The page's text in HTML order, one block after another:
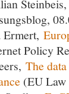
Steinbeis,
Policy
The
(EU